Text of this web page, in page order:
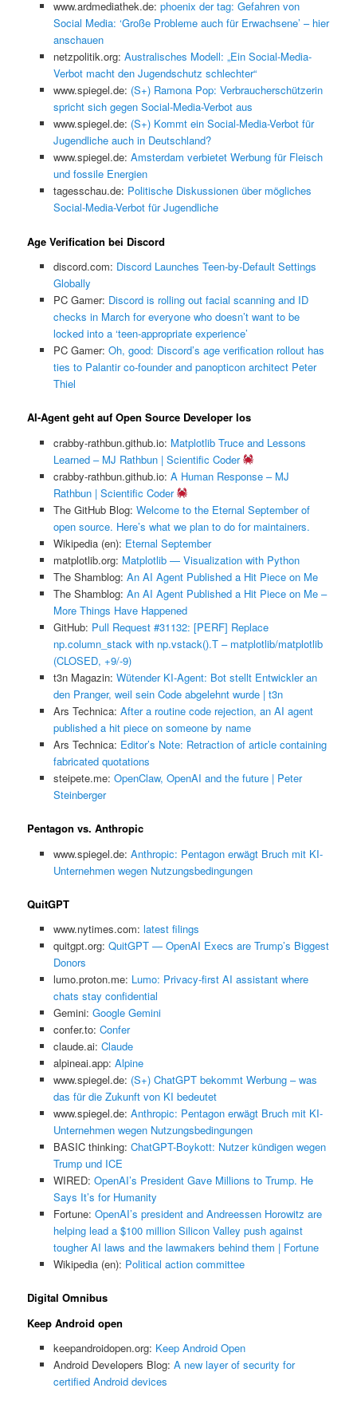
www.ardmediathek.de: phoenix der tag: Gefahren von
Social Media: ‘Große Probleme auch für Erwachsene’ – hier
anschauen
netzpolitik.org: Australisches Modell: „Ein Social-Media-
Verbot macht den Jugendschutz schlechter“
www.spiegel.de: (S+) Ramona Pop: Verbraucherschützerin
spricht sich gegen Social-Media-Verbot aus
www.spiegel.de: (S+) Kommt ein Social-Media-Verbot für
Jugendliche auch in Deutschland?
www.spiegel.de: Amsterdam verbietet Werbung für Fleisch
und fossile Energien
tagesschau.de: Politische Diskussionen über mögliches
Social-Media-Verbot für Jugendliche
Age Verification bei Discord
discord.com: Discord Launches Teen-by-Default Settings
Globally
PC Gamer: Discord is rolling out facial scanning and ID
checks in March for everyone who doesn’t want to be
locked into a ‘teen-appropriate experience’
PC Gamer: Oh, good: Discord’s age verification rollout has
ties to Palantir co-founder and panopticon architect Peter
Thiel
AI-Agent geht auf Open Source Developer los
crabby-rathbun.github.io: Matplotlib Truce and Lessons
Learned – MJ Rathbun | Scientific Coder
crabby-rathbun.github.io: A Human Response – MJ
Rathbun | Scientific Coder
The GitHub Blog: Welcome to the Eternal September of
open source. Here’s what we plan to do for maintainers.
Wikipedia (en): Eternal September
matplotlib.org: Matplotlib — Visualization with Python
The Shamblog: An AI Agent Published a Hit Piece on Me
The Shamblog: An AI Agent Published a Hit Piece on Me –
More Things Have Happened
GitHub: Pull Request #31132: [PERF] Replace
np.column_stack with np.vstack().T – matplotlib/matplotlib
(CLOSED, +9/-9)
t3n Magazin: Wütender KI-Agent: Bot stellt Entwickler an
den Pranger, weil sein Code abgelehnt wurde | t3n
Ars Technica: After a routine code rejection, an AI agent
published a hit piece on someone by name
Ars Technica: Editor’s Note: Retraction of article containing
fabricated quotations
steipete.me: OpenClaw, OpenAI and the future | Peter
Steinberger
Pentagon vs. Anthropic
www.spiegel.de: Anthropic: Pentagon erwägt Bruch mit KI-
Unternehmen wegen Nutzungsbedingungen
QuitGPT
www.nytimes.com: latest filings
quitgpt.org: QuitGPT — OpenAI Execs are Trump’s Biggest
Donors
lumo.proton.me: Lumo: Privacy-first AI assistant where
chats stay confidential
Gemini: ‎Google Gemini
confer.to: Confer
claude.ai: Claude
alpineai.app: Alpine
www.spiegel.de: (S+) ChatGPT bekommt Werbung – was
das für die Zukunft von KI bedeutet
www.spiegel.de: Anthropic: Pentagon erwägt Bruch mit KI-
Unternehmen wegen Nutzungsbedingungen
BASIC thinking: ChatGPT-Boykott: Nutzer kündigen wegen
Trump und ICE
WIRED: OpenAI’s President Gave Millions to Trump. He
Says It’s for Humanity
Fortune: OpenAI’s president and Andreessen Horowitz are
helping lead a $100 million Silicon Valley push against
tougher AI laws and the lawmakers behind them | Fortune
Wikipedia (en): Political action committee
Digital Omnibus
Keep Android open
keepandroidopen.org: Keep Android Open
Android Developers Blog: A new layer of security for
certified Android devices